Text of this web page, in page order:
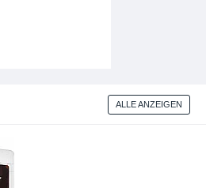
ALLE ANZEIGEN